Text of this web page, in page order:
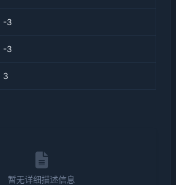
-3
-3
3
暂无详细描述信息